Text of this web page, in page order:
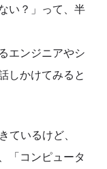
い？」って、半
エンジニアやシ
しかけてみると
いるけど、
「コンピュータ